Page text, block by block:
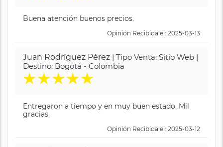
Buena atención buenos precios.
Opinión Recibida el: 2025-03-13
Juan Rodríguez Pérez | Tipo Venta: Sitio Web |
Destino: Bogotá - Colombia
★★★★★
Entregaron a tiempo y en muy buen estado. Mil
gracias.
Opinión Recibida el: 2025-03-12